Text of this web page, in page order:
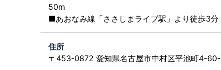
50m
■あおなみ線「ささしまライブ駅」より徒歩3分
住所
〒453-0872 愛知県名古屋市中村区平池町4-